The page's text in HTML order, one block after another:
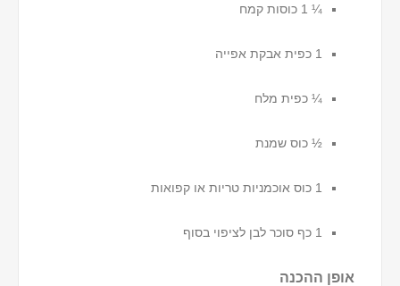
¼ 1 כוסות קמח
1 כפית אבקת אפייה
¼ כפית מלח
½ כוס שמנת
1 כוס אוכמניות טריות או קפואות
1 כף סוכר לבן לציפוי בסוף
אופן ההכנה